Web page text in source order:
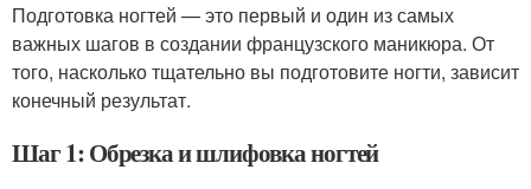
Подготовка ногтей — это первый и один из самых
важных шагов в создании французского маникюра. От
того, насколько тщательно вы подготовите ногти, зависит
конечный результат.
Шаг 1: Обрезка и шлифовка ногтей